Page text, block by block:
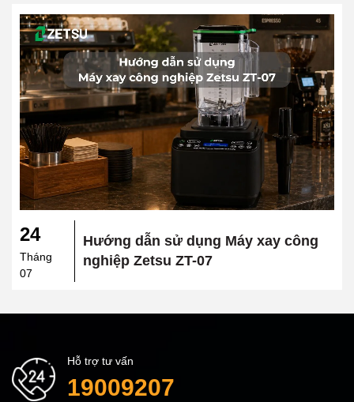
24
Tháng
07
Hướng dẫn sử dụng Máy xay công
nghiệp Zetsu ZT-07
Hỗ trợ tư vấn
19009207